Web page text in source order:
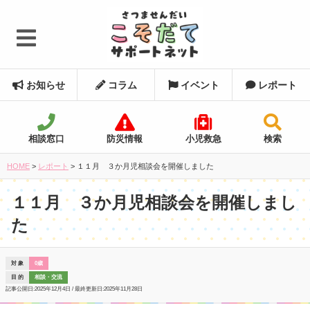
お知らせ コラム イベント レポート
相談窓口 防災情報 小児救急 検索
HOME > レポート > １１月 ３か月児相談会を開催しました
１１月 ３か月児相談会を開催しまし
た
対 象 0歳
目 的
相談・交流
記事公開日:2025年12月4日 / 最終更新日:2025年11月28日